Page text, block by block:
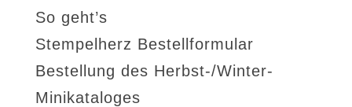
So geht’s
Stempelherz Bestellformular
Bestellung des Herbst-/Winter-
Minikataloges